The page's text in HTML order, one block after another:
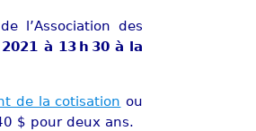
l’Association des
à 13 h 30 à la
de la cotisation ou
$ pour deux ans.